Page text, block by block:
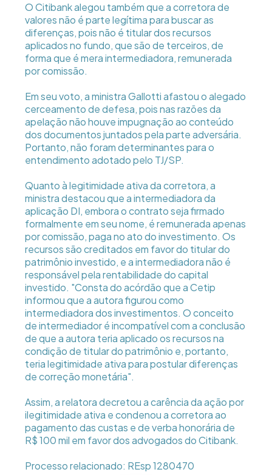
O Citibank alegou também que a corretora de
valores não é parte legítima para buscar as
diferenças, pois não é titular dos recursos
aplicados no fundo, que são de terceiros, de
forma que é mera intermediadora, remunerada
por comissão.
Em seu voto, a ministra Gallotti afastou o alegado
cerceamento de defesa, pois nas razões da
apelação não houve impugnação ao conteúdo
dos documentos juntados pela parte adversária.
Portanto, não foram determinantes para o
entendimento adotado pelo TJ/SP.
Quanto à legitimidade ativa da corretora, a
ministra destacou que a intermediadora da
aplicação DI, embora o contrato seja firmado
formalmente em seu nome, é remunerada apenas
por comissão, paga no ato do investimento. Os
recursos são creditados em favor do titular do
patrimônio investido, e a intermediadora não é
responsável pela rentabilidade do capital
investido. "Consta do acórdão que a Cetip
informou que a autora figurou como
intermediadora dos investimentos. O conceito
de intermediador é incompatível com a conclusão
de que a autora teria aplicado os recursos na
condição de titular do patrimônio e, portanto,
teria legitimidade ativa para postular diferenças
de correção monetária".
Assim, a relatora decretou a carência da ação por
ilegitimidade ativa e condenou a corretora ao
pagamento das custas e de verba honorária de
R$ 100 mil em favor dos advogados do Citibank.
Processo relacionado: REsp 1280470